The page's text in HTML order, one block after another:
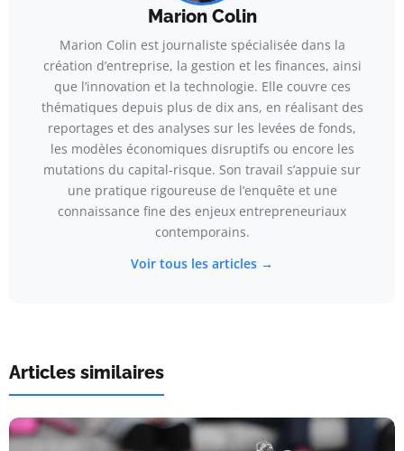
Marion Colin
Marion Colin est journaliste spécialisée dans la
création d’entreprise, la gestion et les finances, ainsi
que l’innovation et la technologie. Elle couvre ces
thématiques depuis plus de dix ans, en réalisant des
reportages et des analyses sur les levées de fonds,
les modèles économiques disruptifs ou encore les
mutations du capital-risque. Son travail s’appuie sur
une pratique rigoureuse de l’enquête et une
connaissance fine des enjeux entrepreneuriaux
contemporains.
Voir tous les articles →
Articles similaires